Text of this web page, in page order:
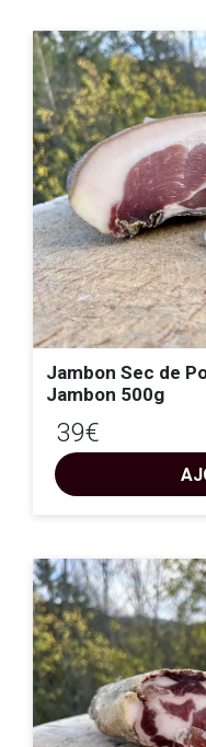
Jambon Sec de Porc Noir BIO - Noix de
Jambon 500g
39€